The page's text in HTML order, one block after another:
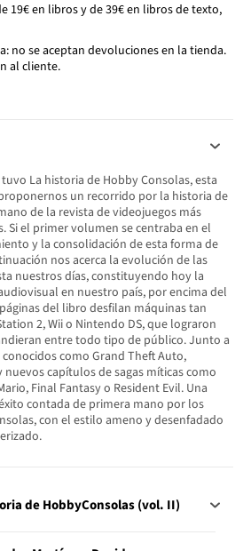
19€ en libros y de 39€ en libros de texto,
no se aceptan devoluciones en la tienda.
al cliente.
La historia de Hobby Consolas, esta
un recorrido por la historia de
de la revista de videojuegos más
Si el primer volumen se centraba en el
y la consolidación de esta forma de
nos acerca la evolución de las
nuestros días, constituyendo hoy la
en nuestro país, por encima del
del libro desfilan máquinas tan
2, Wii o Nintendo DS, que lograron
entre todo tipo de público. Junto a
como Grand Theft Auto,
capítulos de sagas míticas como
Final Fantasy o Resident Evil. Una
contada de primera mano por los
con el estilo ameno y desenfadado
de HobbyConsolas (vol. II)